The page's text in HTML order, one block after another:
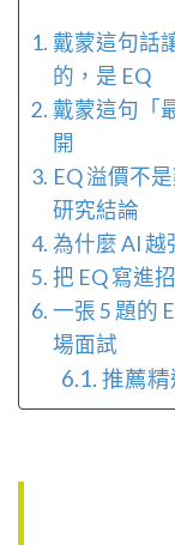
戴蒙這句話
的，是 EQ
戴蒙這句「
開
EQ 溢價不
研究結論
為什麼 AI 越
把 EQ 寫進
一張 5 題的
場面試
推薦